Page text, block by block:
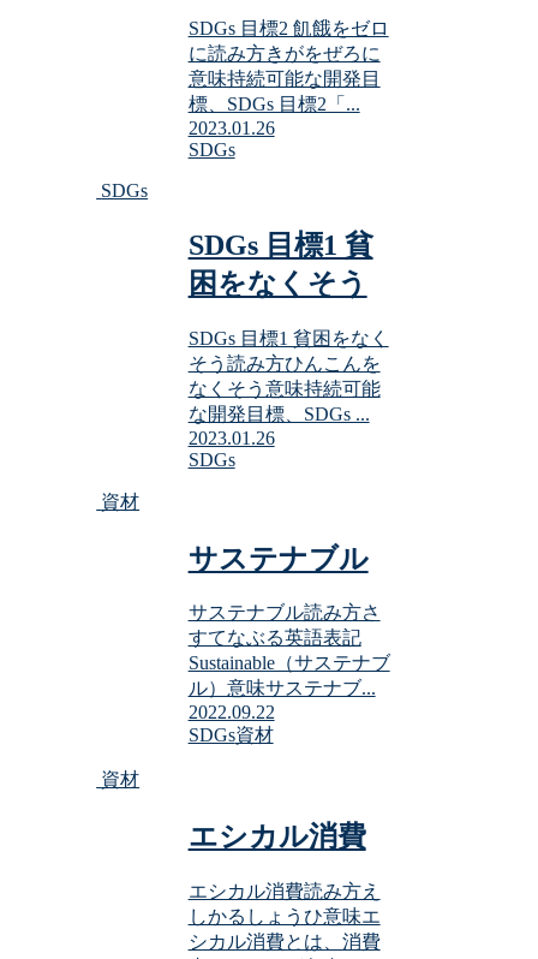
SDGs 目標2 飢餓をゼロ
に読み方きがをぜろに
意味持続可能な開発目
標、SDGs 目標2「...
2023.01.26
SDGs
SDGs
SDGs 目標1 貧
困をなくそう
SDGs 目標1 貧困をなく
そう読み方ひんこんを
なくそう意味持続可能
な開発目標、SDGs ...
2023.01.26
SDGs
資材
サステナブル
サステナブル読み方さ
すてなぶる英語表記
Sustainable（サステナブ
ル）意味サステナブ...
2022.09.22
SDGs資材
資材
エシカル消費
エシカル消費読み方え
しかるしょうひ意味エ
シカル消費とは、消費